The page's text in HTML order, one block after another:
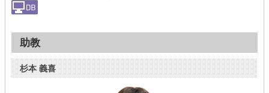
助教
杉本 義喜